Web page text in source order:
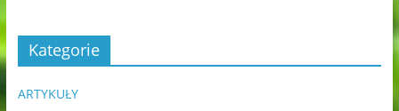
Kategorie
ARTYKUŁY